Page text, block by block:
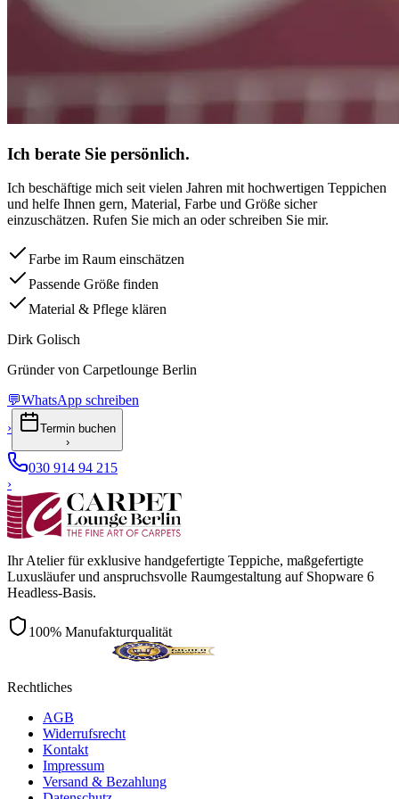
Ich berate Sie persönlich.
Ich beschäftige mich seit vielen Jahren mit hochwertigen Teppichen
und helfe Ihnen gern, Material, Farbe und Größe sicher
einzuschätzen. Rufen Sie mich an oder schreiben Sie mir.
Farbe im Raum einschätzen
Passende Größe finden
Material & Pflege klären
Dirk Golisch
Gründer von Carpetlounge Berlin
💬WhatsApp schreiben
›
Termin buchen
›
030 914 94 215
›
Ihr Atelier für exklusive handgefertigte Teppiche, maßgefertigte
Luxusläufer und anspruchsvolle Raumgestaltung auf Shopware 6
Headless-Basis.
100% Manufakturqualität
Rechtliches
AGB
Widerrufsrecht
Kontakt
Impressum
Versand & Bezahlung